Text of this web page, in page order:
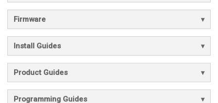
Firmware
Install Guides
Product Guides
Programming Guides